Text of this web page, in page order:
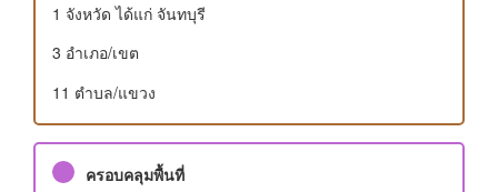
1 จังหวัด ได้แก่ จันทบุรี
3 อําเภอ/เขต
11 ตำบล/แขวง
ครอบคลุมพื้นที่